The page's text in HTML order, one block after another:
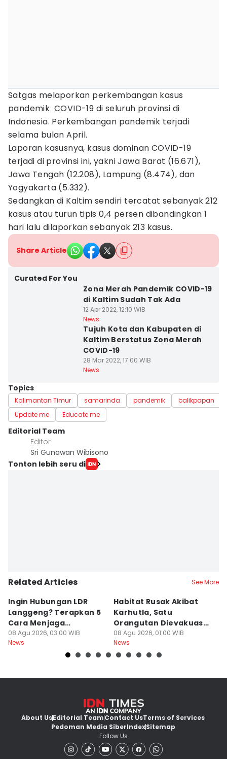
Satgas melaporkan perkembangan kasus
pandemik COVID-19 di seluruh provinsi di
Indonesia. Perkembangan pandemik terjadi
selama bulan April.
Laporan kasusnya, kasus dominan COVID-19
terjadi di provinsi ini, yakni Jawa Barat (16.671),
Jawa Tengah (12.208), Lampung (8.474), dan
Yogyakarta (5.332).
Sedangkan di Kaltim sendiri tercatat sebanyak 212
kasus atau turun tipis 0,4 persen dibandingkan 1
hari lalu dilaporkan sebanyak 213 kasus.
Share Article
Curated For You
Zona Merah Pandemik COVID-19
di Kaltim Sudah Tak Ada
12 Apr 2022, 12:10 WIB
News
Tujuh Kota dan Kabupaten di
Kaltim Berstatus Zona Merah
COVID-19
28 Mar 2022, 17:00 WIB
News
Topics
Kalimantan Timur samarinda pandemik
balikpapan
Update me
Educate me
Editorial Team
Editor
Sri Gunawan Wibisono
Tonton lebih seru di
Related Articles See More
Ingin Hubungan LDR
Langgeng? Terapkan 5
Cara Menjaga
Kesetiaan Ini
08 Agu 2026, 03:00 WIB
News
Habitat Rusak Akibat
Karhutla, Satu
Orangutan Dievakuasi
di Ketapang
08 Agu 2026, 01:00 WIB
News
About UsEditorial TeamContact UsTerms of Services
Pedoman Media SiberIndexSitemap
Follow Us